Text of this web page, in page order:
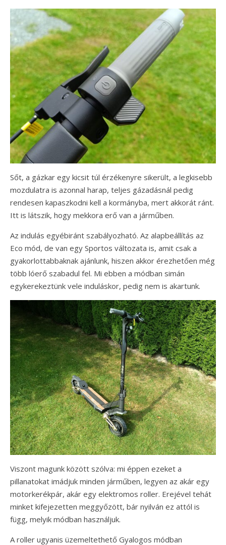
Sőt, a gázkar egy kicsit túl érzékenyre sikerült, a legkisebb
mozdulatra is azonnal harap, teljes gázadásnál pedig
rendesen kapaszkodni kell a kormányba, mert akkorát ránt.
Itt is látszik, hogy mekkora erő van a járműben.
Az indulás egyébiránt szabályozható. Az alapbeállítás az
Eco mód, de van egy Sportos változata is, amit csak a
gyakorlottabbaknak ajánlunk, hiszen akkor érezhetően még
több lóerő szabadul fel. Mi ebben a módban simán
egykerekeztünk vele induláskor, pedig nem is akartunk.
Viszont magunk között szólva: mi éppen ezeket a
pillanatokat imádjuk minden járműben, legyen az akár egy
motorkerékpár, akár egy elektromos roller. Erejével tehát
minket kifejezetten meggyőzött, bár nyilván ez attól is
függ, melyik módban használjuk.
A roller ugyanis üzemeltethető Gyalogos módban